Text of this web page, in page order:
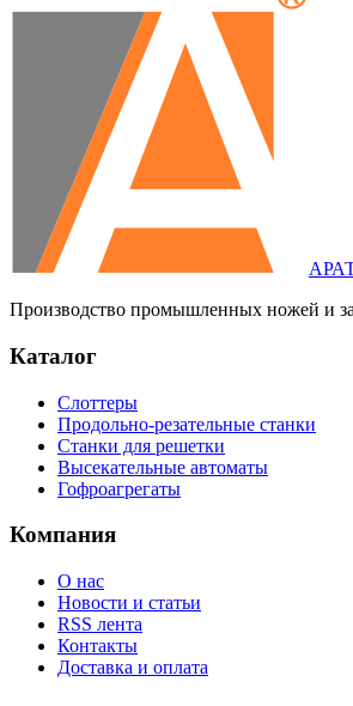
Производство промышленных ножей и
Каталог
Слоттеры
Продольно-резательные станки
Станки для решетки
Высекательные автоматы
Гофроагрегаты
Компания
О нас
Новости и статьи
RSS лента
Контакты
Доставка и оплата